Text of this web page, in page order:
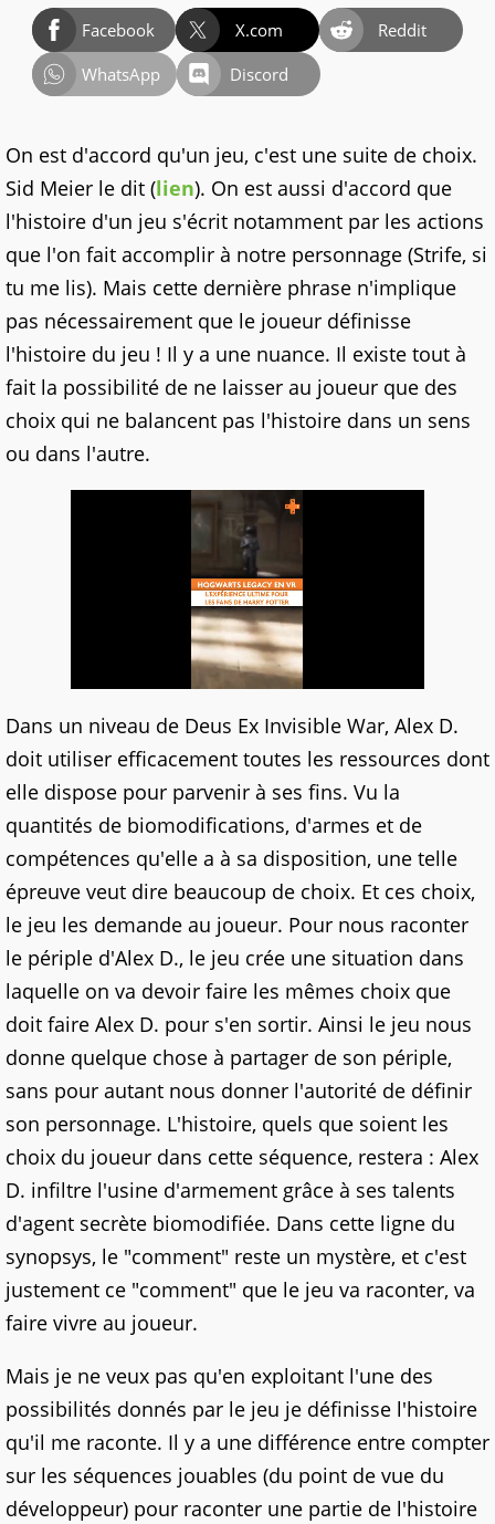
Facebook X.com
Reddit
WhatsApp
Discord
On est d'accord qu'un jeu, c'est une suite de choix.
Sid Meier le dit (lien). On est aussi d'accord que
l'histoire d'un jeu s'écrit notamment par les actions
que l'on fait accomplir à notre personnage (Strife, si
tu me lis). Mais cette dernière phrase n'implique
pas nécessairement que le joueur définisse
l'histoire du jeu ! Il y a une nuance. Il existe tout à
fait la possibilité de ne laisser au joueur que des
choix qui ne balancent pas l'histoire dans un sens
ou dans l'autre.
Dans un niveau de Deus Ex Invisible War, Alex D.
doit utiliser efficacement toutes les ressources dont
elle dispose pour parvenir à ses fins. Vu la
quantités de biomodifications, d'armes et de
compétences qu'elle a à sa disposition, une telle
épreuve veut dire beaucoup de choix. Et ces choix,
le jeu les demande au joueur. Pour nous raconter
le périple d'Alex D., le jeu crée une situation dans
laquelle on va devoir faire les mêmes choix que
doit faire Alex D. pour s'en sortir. Ainsi le jeu nous
donne quelque chose à partager de son périple,
sans pour autant nous donner l'autorité de définir
son personnage. L'histoire, quels que soient les
choix du joueur dans cette séquence, restera : Alex
D. infiltre l'usine d'armement grâce à ses talents
d'agent secrète biomodifiée. Dans cette ligne du
synopsys, le "comment" reste un mystère, et c'est
justement ce "comment" que le jeu va raconter, va
faire vivre au joueur.
Mais je ne veux pas qu'en exploitant l'une des
possibilités donnés par le jeu je définisse l'histoire
qu'il me raconte. Il y a une différence entre compter
sur les séquences jouables (du point de vue du
développeur) pour raconter une partie de l'histoire